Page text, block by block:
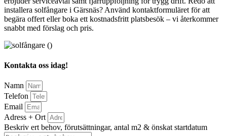
installera solfångare i Gärsnäs? Använd kontaktformuläret för att
begära offert eller boka ett kostnadsfritt platsbesök – vi återkommer
snabbt med förslag och pris.
Kontakta oss idag!
Namn
Telefon
Email
Adress + Ort
Beskriv ert behov, förutsättningar, antal m2 & önskat startdatum